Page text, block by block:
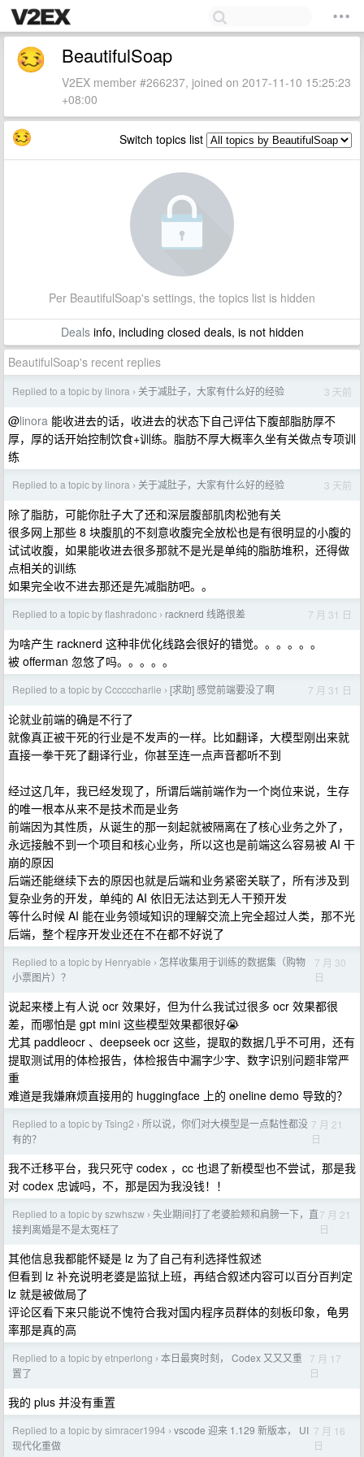
BeautifulSoap
V2EX member #266237, joined on 2017-11-10 15:25:23
+08:00
Switch topics list
Per BeautifulSoap's settings, the topics list is hidden
Dealsinfo, including closed deals, is not hidden
BeautifulSoap's recent replies
Replied to a topic by linora › 关于减肚子，大家有什么好的经验 3 天前
@linora 能收进去的话，收进去的状态下自己评估下腹部脂肪厚不
厚，厚的话开始控制饮食+训练。脂肪不厚大概率久坐有关做点专项训
练
Replied to a topic by linora › 关于减肚子，大家有什么好的经验 3 天前
除了脂肪，可能你肚子大了还和深层腹部肌肉松弛有关
很多网上那些 8 块腹肌的不刻意收腹完全放松也是有很明显的小腹的
试试收腹，如果能收进去很多那就不是光是单纯的脂肪堆积，还得做
点相关的训练
如果完全收不进去那还是先减脂肪吧。。
Replied to a topic by flashradonc › racknerd 线路很差 7 月 31 日
为啥产生 racknerd 这种非优化线路会很好的错觉。。。。。。
被 offerman 忽悠了吗。。。。。
Replied to a topic by Ccccccharlie › [求助] 感觉前端要没了啊 7 月 31 日
论就业前端的确是不行了
就像真正被干死的行业是不发声的一样。比如翻译，大模型刚出来就
直接一拳干死了翻译行业，你甚至连一点声音都听不到
经过这几年，我已经发现了，所谓后端前端作为一个岗位来说，生存
的唯一根本从来不是技术而是业务
前端因为其性质，从诞生的那一刻起就被隔离在了核心业务之外了，
永远接触不到一个项目和核心业务，所以这也是前端这么容易被 AI 干
崩的原因
后端还能继续下去的原因也就是后端和业务紧密关联了，所有涉及到
复杂业务的开发，单纯的 AI 依旧无法达到无人干预开发
等什么时候 AI 能在业务领域知识的理解交流上完全超过人类，那不光
后端，整个程序开发业还在不在都不好说了
Replied to a topic by Henryable › 怎样收集用于训练的数据集（购物
小票图片）？
7 月 30
日
说起来楼上有人说 ocr 效果好，但为什么我试过很多 ocr 效果都很
差，而哪怕是 gpt mini 这些模型效果都很好😭
尤其 paddleocr 、deepseek ocr 这些，提取的数据几乎不可用，还有
提取测试用的体检报告，体检报告中漏字少字、数字识别问题非常严
重
难道是我嫌麻烦直接用的 huggingface 上的 oneline demo 导致的？
Replied to a topic by Tsing2 › 所以说，你们对大模型是一点黏性都没
有的？
7 月 21
日
我不迁移平台，我只死守 codex ，cc 也退了新模型也不尝试，那是我
对 codex 忠诚吗，不，那是因为我没钱！！
Replied to a topic by szwhszw › 失业期间打了老婆脸颊和肩膀一下，直
接判离婚是不是太冤枉了
7 月 21
日
其他信息我都能怀疑是 lz 为了自己有利选择性叙述
但看到 lz 补充说明老婆是监狱上班，再结合叙述内容可以百分百判定
lz 就是被做局了
评论区看下来只能说不愧符合我对国内程序员群体的刻板印象，龟男
率那是真的高
Replied to a topic by etnperlong › 本日最爽时刻， Codex 又又又重
置了
7 月 17
日
我的 plus 并没有重置
Replied to a topic by simracer1994 › vscode 迎来 1.129 新版本， UI
现代化重做
7 月 16
日